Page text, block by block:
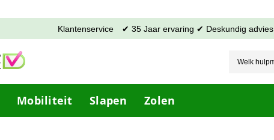
Klantenservice ✔ 35 Jaar ervaring ✔ Deskundig advies
Mobiliteit Slapen Zolen